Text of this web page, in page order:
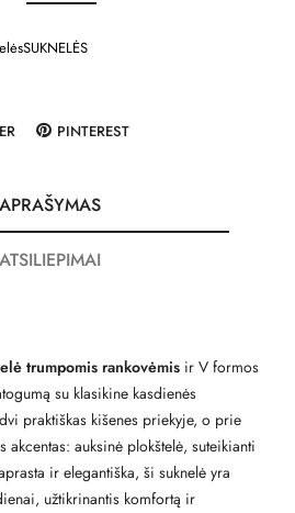
SUKNELĖS
PINTEREST
APRAŠYMAS
ATSILIEPIMAI
trumpomis rankovėmis ir V formos
su klasikine kasdienės
praktiškas kišenes priekyje, o prie
auksinė plokštelė, suteikianti
ir elegantiška, ši suknelė yra
užtikrinantis komfortą ir